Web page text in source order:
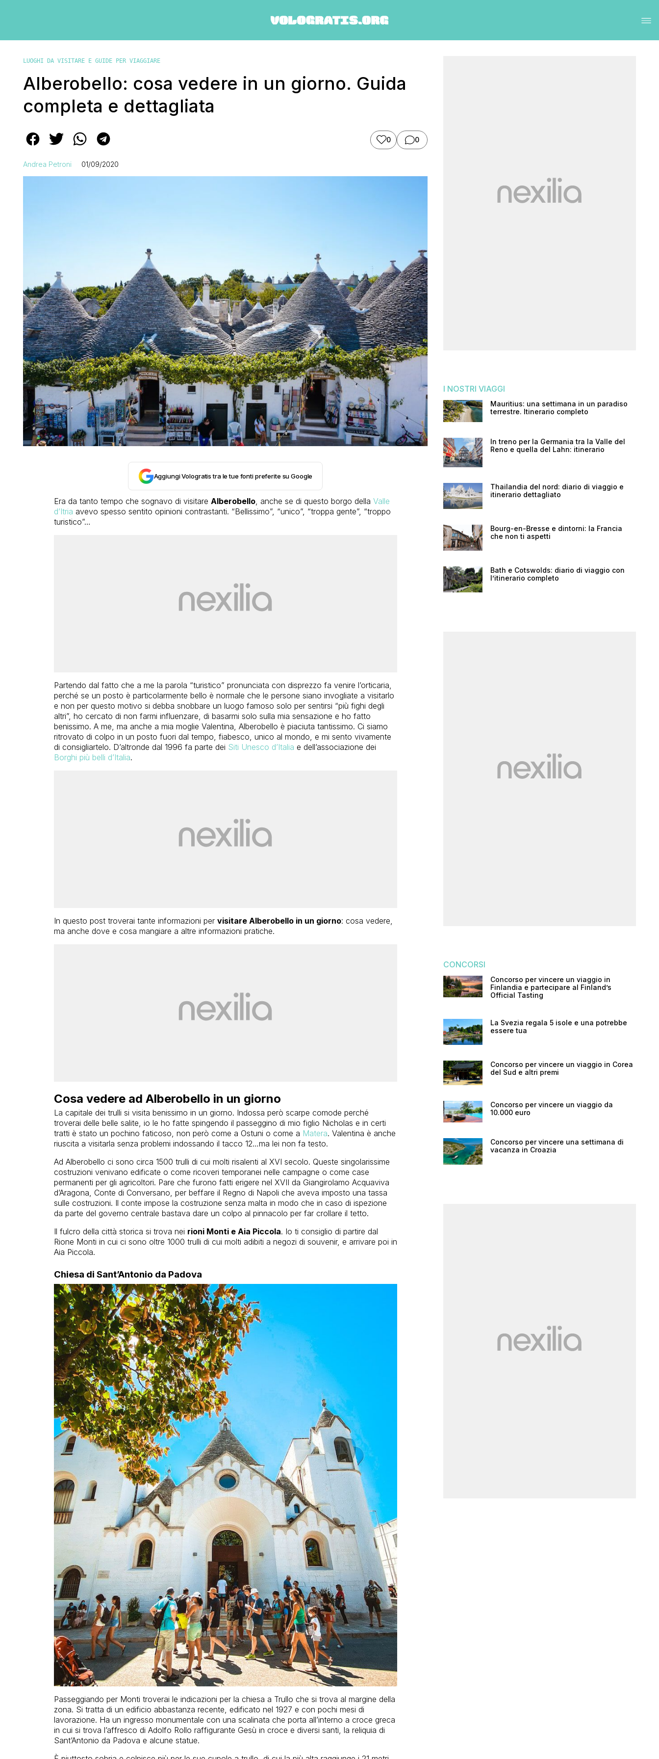
LUOGHI DA VISITARE E GUIDE PER VIAGGIARE
Alberobello: cosa vedere in un giorno. Guida
completa e dettagliata
0 0
Andrea Petroni 01/09/2020
Aggiungi Vologratis tra le tue fonti preferite su Google
Era da tanto tempo che sognavo di visitare Alberobello, anche se di questo borgo della Valle
d’Itria avevo spesso sentito opinioni contrastanti. “Bellissimo”, “unico”, “troppa gente”, “troppo
turistico”…
Partendo dal fatto che a me la parola “turistico” pronunciata con disprezzo fa venire l’orticaria,
perché se un posto è particolarmente bello è normale che le persone siano invogliate a visitarlo
e non per questo motivo si debba snobbare un luogo famoso solo per sentirsi “più fighi degli
altri”, ho cercato di non farmi influenzare, di basarmi solo sulla mia sensazione e ho fatto
benissimo. A me, ma anche a mia moglie Valentina, Alberobello è piaciuta tantissimo. Ci siamo
ritrovato di colpo in un posto fuori dal tempo, fiabesco, unico al mondo, e mi sento vivamente
di consigliartelo. D’altronde dal 1996 fa parte dei Siti Unesco d’Italia e dell’associazione dei
Borghi più belli d’Italia.
In questo post troverai tante informazioni per visitare Alberobello in un giorno: cosa vedere,
ma anche dove e cosa mangiare a altre informazioni pratiche.
Cosa vedere ad Alberobello in un giorno
La capitale dei trulli si visita benissimo in un giorno. Indossa però scarpe comode perché
troverai delle belle salite, io le ho fatte spingendo il passeggino di mio figlio Nicholas e in certi
tratti è stato un pochino faticoso, non però come a Ostuni o come a Matera. Valentina è anche
riuscita a visitarla senza problemi indossando il tacco 12…ma lei non fa testo.
Ad Alberobello ci sono circa 1500 trulli di cui molti risalenti al XVI secolo. Queste singolarissime
costruzioni venivano edificate o come ricoveri temporanei nelle campagne o come case
permanenti per gli agricoltori. Pare che furono fatti erigere nel XVII da Giangirolamo Acquaviva
d’Aragona, Conte di Conversano, per beffare il Regno di Napoli che aveva imposto una tassa
sulle costruzioni. Il conte impose la costruzione senza malta in modo che in caso di ispezione
da parte del governo centrale bastava dare un colpo al pinnacolo per far crollare il tetto.
Il fulcro della città storica si trova nei rioni Monti e Aia Piccola. Io ti consiglio di partire dal
Rione Monti in cui ci sono oltre 1000 trulli di cui molti adibiti a negozi di souvenir, e arrivare poi in
Aia Piccola.
Chiesa di Sant’Antonio da Padova
Passeggiando per Monti troverai le indicazioni per la chiesa a Trullo che si trova al margine della
zona. Si tratta di un edificio abbastanza recente, edificato nel 1927 e con pochi mesi di
lavorazione. Ha un ingresso monumentale con una scalinata che porta all’interno a croce greca
in cui si trova l’affresco di Adolfo Rollo raffigurante Gesù in croce e diversi santi, la reliquia di
Sant’Antonio da Padova e alcune statue.
I NOSTRI VIAGGI
Mauritius: una settimana in un paradiso
terrestre. Itinerario completo
In treno per la Germania tra la Valle del
Reno e quella del Lahn: itinerario
Thailandia del nord: diario di viaggio e
itinerario dettagliato
Bourg-en-Bresse e dintorni: la Francia
che non ti aspetti
Bath e Cotswolds: diario di viaggio con
l’itinerario completo
CONCORSI
Concorso per vincere un viaggio in
Finlandia e partecipare al Finland’s
Official Tasting
La Svezia regala 5 isole e una potrebbe
essere tua
Concorso per vincere un viaggio in Corea
del Sud e altri premi
Concorso per vincere un viaggio da
10.000 euro
Concorso per vincere una settimana di
vacanza in Croazia